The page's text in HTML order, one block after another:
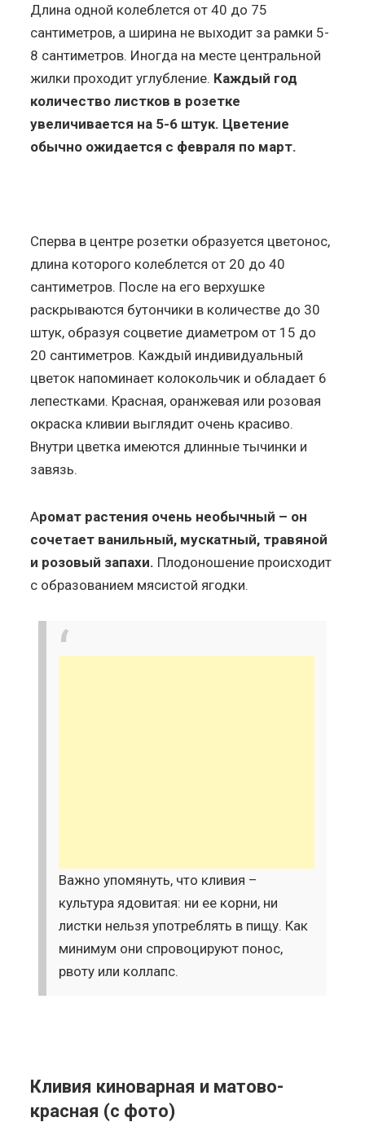
Длина одной колеблется от 40 до 75
сантиметров, а ширина не выходит за рамки 5-
8 сантиметров. Иногда на месте центральной
жилки проходит углубление. Каждый год
количество листков в розетке
увеличивается на 5-6 штук. Цветение
обычно ожидается с февраля по март.
Сперва в центре розетки образуется цветонос,
длина которого колеблется от 20 до 40
сантиметров. После на его верхушке
раскрываются бутончики в количестве до 30
штук, образуя соцветие диаметром от 15 до
20 сантиметров. Каждый индивидуальный
цветок напоминает колокольчик и обладает 6
лепестками. Красная, оранжевая или розовая
окраска кливии выглядит очень красиво.
Внутри цветка имеются длинные тычинки и
завязь.
Аромат растения очень необычный – он
сочетает ванильный, мускатный, травяной
и розовый запахи. Плодоношение происходит
с образованием мясистой ягодки.
Важно упомянуть, что кливия –
культура ядовитая: ни ее корни, ни
листки нельзя употреблять в пищу. Как
минимум они спровоцируют понос,
рвоту или коллапс.
Кливия киноварная и матово-
красная (с фото)